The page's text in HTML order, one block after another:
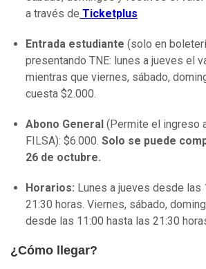
a través de Ticketplus
Entrada estudiante (solo en
presentando TNE: lunes a jueves el
mientras que viernes, sábado,
cuesta $2.000.
Abono General (Permite el ingreso
FILSA): $6.000. Solo se puede
26 de octubre.
Horarios: Lunes a jueves desde las
21:30 horas. Viernes, sábado,
desde las 11:00 hasta las 21:30
¿Cómo llegar?